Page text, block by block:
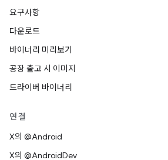
요구사항
다운로드
바이너리 미리보기
공장 출고 시 이미지
드라이버 바이너리
연결
X의 @Android
X의 @AndroidDev